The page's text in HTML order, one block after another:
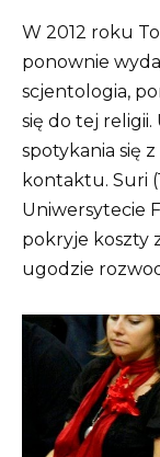
W 2012 roku
ponownie
scjentologia,
się do tej religii.
spotykania się
kontaktu. Suri
Uniwersytecie
pokryje koszty
ugodzie